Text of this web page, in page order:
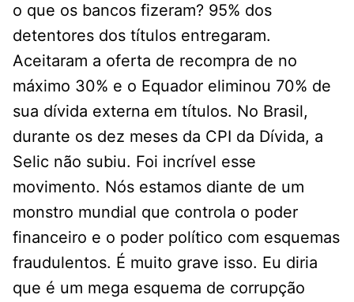
o que os bancos fizeram? 95% dos
detentores dos títulos entregaram.
Aceitaram a oferta de recompra de no
máximo 30% e o Equador eliminou 70% de
sua dívida externa em títulos. No Brasil,
durante os dez meses da CPI da Dívida, a
Selic não subiu. Foi incrível esse
movimento. Nós estamos diante de um
monstro mundial que controla o poder
financeiro e o poder político com esquemas
fraudulentos. É muito grave isso. Eu diria
que é um mega esquema de corrupção